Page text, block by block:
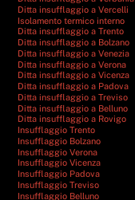
Ditta insufflaggio a Vercelli
Isolamento termico interno
Ditta insufflaggio a Trento
Ditta insufflaggio a Bolzano
Ditta insufflaggio a Venezia
Ditta insufflaggio a Verona
Ditta insufflaggio a Vicenza
Ditta insufflaggio a Padova
Ditta insufflaggio a Treviso
Ditta insufflaggio a Belluno
Ditta insufflaggio a Rovigo
Insufflaggio Trento
Insufflaggio Bolzano
Insufflaggio Verona
Insufflaggio Vicenza
Insufflaggio Padova
Insufflaggio Treviso
Insufflaggio Belluno